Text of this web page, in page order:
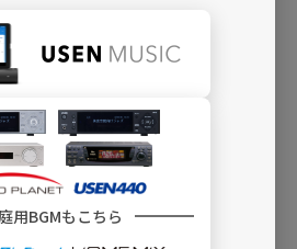
用BGMもこちら